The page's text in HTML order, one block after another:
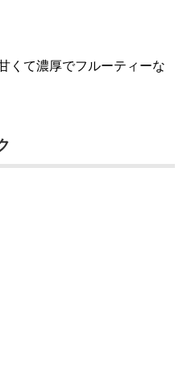
くて濃厚でフルーティーな